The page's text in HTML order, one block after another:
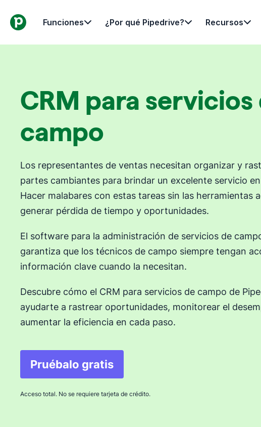
Funciones ¿Por qué Pipedrive? Recursos
CRM para servicios
campo
Los representantes de ventas necesitan organizar y
partes cambiantes para brindar un excelente servicio
Hacer malabares con estas tareas sin las herramientas
generar pérdida de tiempo y oportunidades.
El software para la administración de servicios de
garantiza que los técnicos de campo siempre tengan
información clave cuando la necesitan.
Descubre cómo el CRM para servicios de campo de
ayudarte a rastrear oportunidades, monitorear el
aumentar la eficiencia en cada paso.
Pruébalo gratis
Acceso total. No se requiere tarjeta de crédito.